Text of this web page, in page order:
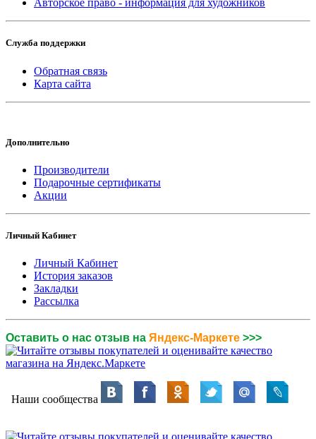
Авторское право - информация для художников
Служба поддержки
Обратная связь
Карта сайта
Дополнительно
Производители
Подарочные сертификаты
Акции
Личный Кабинет
Личный Кабинет
История заказов
Закладки
Рассылка
Оставить о нас отзыв на Яндекс-Маркете >>>
Наши сообщества